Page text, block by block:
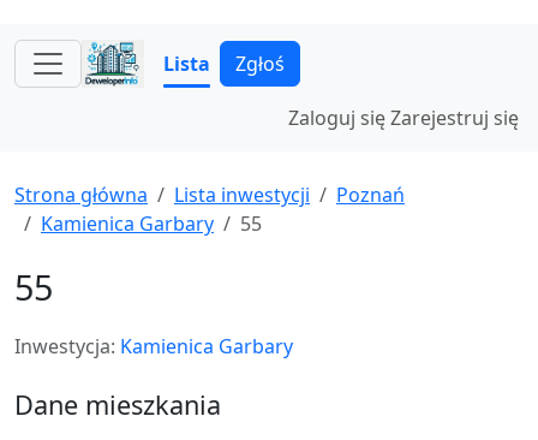
Lista Zgłoś
Zaloguj sięZarejestruj się
Strona główna Lista inwestycji
Poznań
Kamienica Garbary
55
55
Inwestycja: Kamienica Garbary
Dane mieszkania